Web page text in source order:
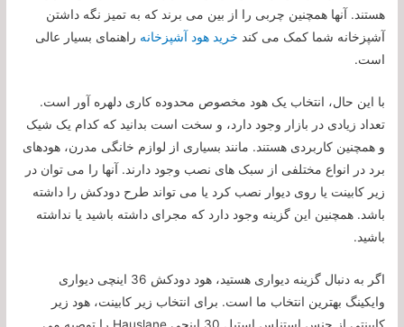
هستند. آنها همچنین چربی را از بین می برند که به تمیز نگه داشتن
آشپزخانه شما کمک می کند خرید هود آشپزخانه راهنمای بسیار عالی
است.
با این حال، انتخاب یک هود مخصوص محدوده کاری دلهره آور است.
تعداد زیادی در بازار وجود دارد، و سخت است بدانید که کدام یک شیک
و همچنین کاربردی هستند. مانند بسیاری از لوازم خانگی مدرن، هودهای
برد در انواع مختلفی از سبک های نصب وجود دارند. آنها را می توان در
زیر کابینت یا روی دیوار نصب کرد یا می تواند طرح دودکش را داشته
باشد. همچنین این گزینه وجود دارد که مجرای داشته باشید یا نداشته
باشید.
اگر به دنبال گزینه دیواری هستید، هود دودکش 36 اینچی دیواری
وایکینگ بهترین انتخاب ما است. برای انتخاب زیر کابینت، هود زیر
کابینتی از جنس استنلس استیل 30 اینچی Hauslane را توصیه می